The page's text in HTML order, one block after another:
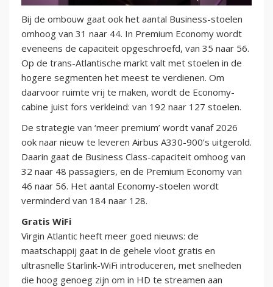
Bij de ombouw gaat ook het aantal Business-stoelen
omhoog van 31 naar 44. In Premium Economy wordt
eveneens de capaciteit opgeschroefd, van 35 naar 56.
Op de trans-Atlantische markt valt met stoelen in de
hogere segmenten het meest te verdienen. Om
daarvoor ruimte vrij te maken, wordt de Economy-
cabine juist fors verkleind: van 192 naar 127 stoelen.
De strategie van ‘meer premium’ wordt vanaf 2026
ook naar nieuw te leveren Airbus A330-900’s uitgerold.
Daarin gaat de Business Class-capaciteit omhoog van
32 naar 48 passagiers, en de Premium Economy van
46 naar 56. Het aantal Economy-stoelen wordt
verminderd van 184 naar 128.
Gratis WiFi
Virgin Atlantic heeft meer goed nieuws: de
maatschappij gaat in de gehele vloot gratis en
ultrasnelle Starlink-WiFi introduceren, met snelheden
die hoog genoeg zijn om in HD te streamen aan